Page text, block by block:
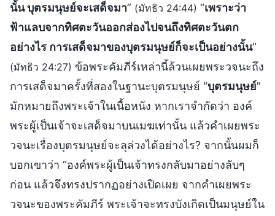
นั้น บุตรมนุษย์จะเสด็จมา” (มัทธิว 24:44) “เพราะว่า
ฟ้าแลบจากทิศตะวันออกส่องไปจนถึงทิศตะวันตก
อย่างไร การเสด็จมาของบุตรมนุษย์ก็จะเป็นอย่างนั้น”
(มัทธิว 24:27) ข้อพระคัมภีร์เหล่านี้ล้วนเผยพระวจนะถึง
การเสด็จมาครั้งที่สองในฐานะบุตรมนุษย์ “บุตรมนุษย์”
มักหมายถึงพระเจ้าในเนื้อหนัง หากเราจำกัดว่า องค์
พระผู้เป็นเจ้าจะเสด็จมาบนเมฆเท่านั้น แล้วคำเผยพระ
วจนะเรื่องบุตรมนุษย์จะลุล่วงได้อย่างไร? จากนั้นผมก็
บอกเขาว่า “องค์พระผู้เป็นเจ้าทรงกลับมาอย่างลับๆ
ก่อน แล้วจึงทรงปรากฏอย่างเปิดเผย จากคำเผยพระ
วจนะของพระคัมภีร์ พระเจ้าจะทรงบังเกิดเป็นมนุษย์ใน